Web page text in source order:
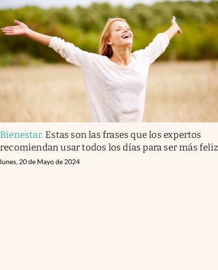
Bienestar. Estas son las frases que los expertos
recomiendan usar todos los días para ser más feliz
lunes, 20 de Mayo de 2024